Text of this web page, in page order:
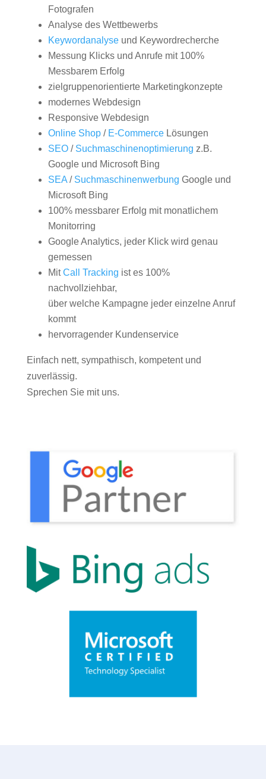
Fotografen
Analyse des Wettbewerbs
Keywordanalyseund Keywordrecherche
Messung Klicks und Anrufe mit 100%
Messbarem Erfolg
zielgruppenorientierte Marketingkonzepte
modernes Webdesign
Responsive Webdesign
Online Shop/ E-CommerceLösungen
SEO/ Suchmaschinenoptimierung z.B.
Google und Microsoft Bing
SEA/ Suchmaschinenwerbung Google und
Microsoft Bing
100% messbarer Erfolg mit monatlichem
Monitorring
Google Analytics, jeder Klick wird genau
gemessen
MitCall Tracking ist es 100%
nachvollziehbar,
über welche Kampagne jeder einzelne Anruf
kommt
hervorragender Kundenservice
Einfach nett, sympathisch, kompetent und
zuverlässig.
Sprechen Sie mit uns.